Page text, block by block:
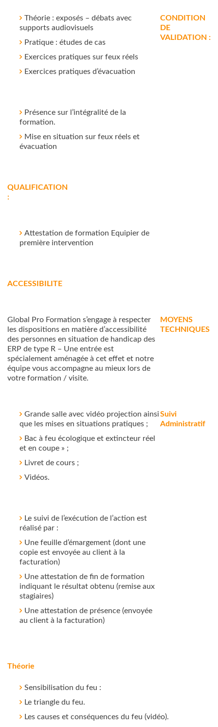
Théorie : exposés – débats avec
supports audiovisuels
Pratique : études de cas
Exercices pratiques sur feux réels
Exercices pratiques d’évacuation
CONDITION
DE
VALIDATION :
Présence sur l’intégralité de la
formation.
Mise en situation sur feux réels et
évacuation
QUALIFICATION
:
Attestation de formation Equipier de
première intervention
ACCESSIBILITE
Global Pro Formation s’engage à respecter
les dispositions en matière d’accessibilité
des personnes en situation de handicap des
ERP de type R – Une entrée est
spécialement aménagée à cet effet et notre
équipe vous accompagne au mieux lors de
votre formation / visite.
MOYENS
TECHNIQUES
Grande salle avec vidéo projection ainsi
que les mises en situations pratiques ;
Bac à feu écologique et extincteur réel
et en coupe » ;
Livret de cours ;
Vidéos.
Suivi
Administratif
Le suivi de l’exécution de l’action est
réalisé par :
Une feuille d’émargement (dont une
copie est envoyée au client à la
facturation)
Une attestation de fin de formation
indiquant le résultat obtenu (remise aux
stagiaires)
Une attestation de présence (envoyée
au client à la facturation)
Théorie
Sensibilisation du feu :
Le triangle du feu.
Les causes et conséquences du feu (vidéo).